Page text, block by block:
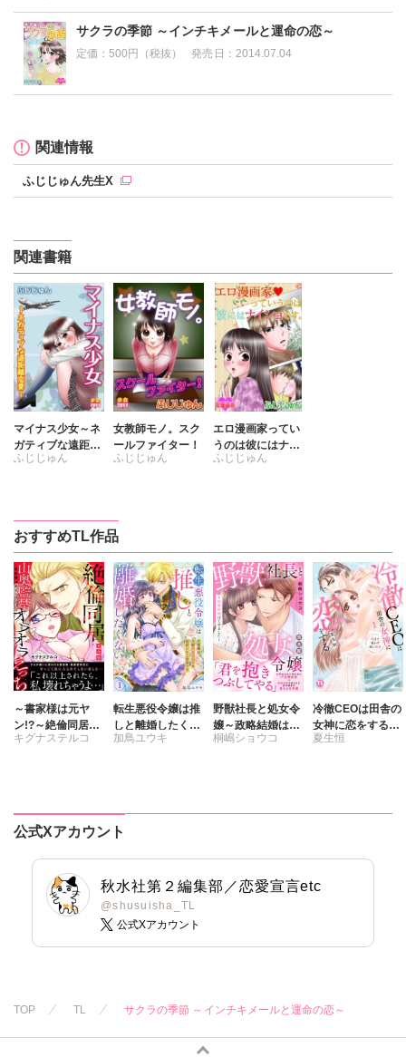
サクラの季節 ～インチキメールと運命の恋～
定価：500円（税抜） 発売日： 2014.07.04
関連情報
ふじじゅん先生X
関連書籍
マイナス少女～ネ
ガティブな遠距離
恋愛～
ふじじゅん
女教師モノ。スク
ールファイター！
ふじじゅん
エロ漫画家ってい
うのは彼にはナイ
ショです。
ふじじゅん
おすすめTL作品
～書家様は元ヤ
ン!?～絶倫同居
山奥監禁オラオラ
キグナステルコ
転生悪役令嬢は推
しと離婚したくな
い 旦那様は夫婦
加鳥ユウキ
野獣社長と処女令
嬢～政略結婚はじ
めました～【完全
桐嶋ショウコ
冷徹CEOは田舎の
女神に恋をする～
奥まで溶かす深い
夏生恒
公式Xアカウント
秋水社第２編集部／恋愛宣言etc
@shusuisha_TL
公式Xアカウント
TOP TL サクラの季節 ～インチキメールと運命の恋～